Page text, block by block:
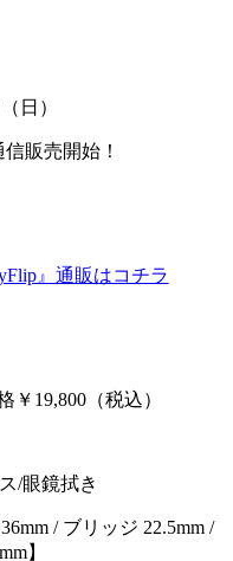
日）
販売開始！
』通販はコチラ
19,800（税込）
/眼鏡拭き
/ ブリッジ 22.5mm /
】